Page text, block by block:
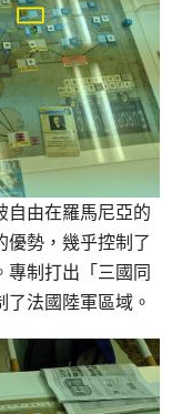
自由在羅馬尼亞的
優勢，幾乎控制了
專制打出「三國同
法國陸軍區域。